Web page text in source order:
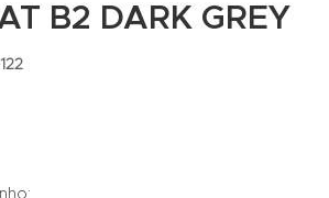
B2 DARK GREY